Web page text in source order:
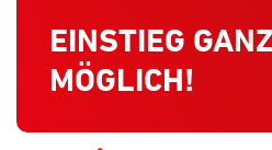
EINSTIEG
MÖGLICH!